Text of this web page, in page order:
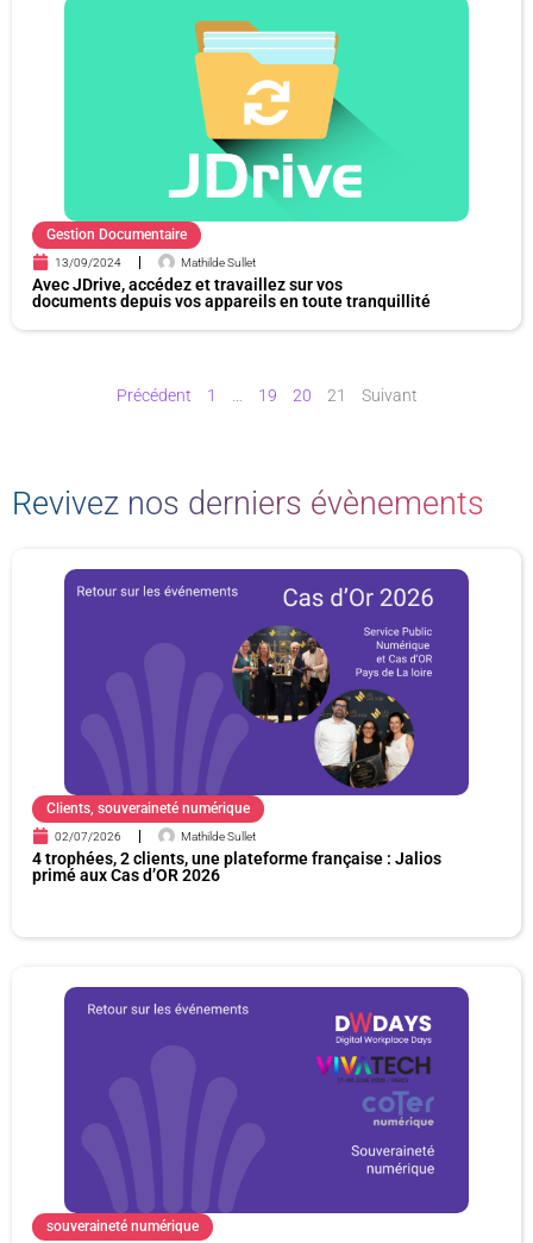
Gestion Documentaire
13/09/2024 Mathilde Sullet
Avec JDrive, accédez et travaillez sur vos
documents depuis vos appareils en toute tranquillité
Précédent 1 19 20 21 Suivant
Revivez nos derniers évènements
Clients, souveraineté numérique
02/07/2026 Mathilde Sullet
4 trophées, 2 clients, une plateforme française : Jalios
primé aux Cas d’OR 2026
souveraineté numérique
a
e
e
e